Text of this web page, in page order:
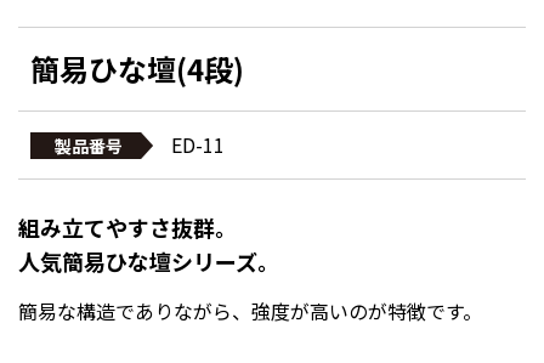
簡易ひな壇(4段)
製品番号 ED-11
組み立てやすさ抜群。
人気簡易ひな壇シリーズ。
簡易な構造でありながら、強度が高いのが特徴です。